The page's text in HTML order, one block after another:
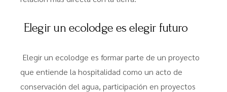
Elegir un ecolodge es elegir futuro
Elegir un ecolodge es formar parte de un proyecto
que entiende la hospitalidad como un acto de
conservación del agua, participación en proyectos